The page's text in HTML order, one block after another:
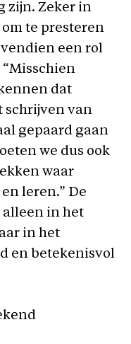
zijn. Zeker in
te presteren
een rol
dat
schrijven van
gepaard gaan
we dus ook
waar
leren.” De
in het
in het
en betekenisvol